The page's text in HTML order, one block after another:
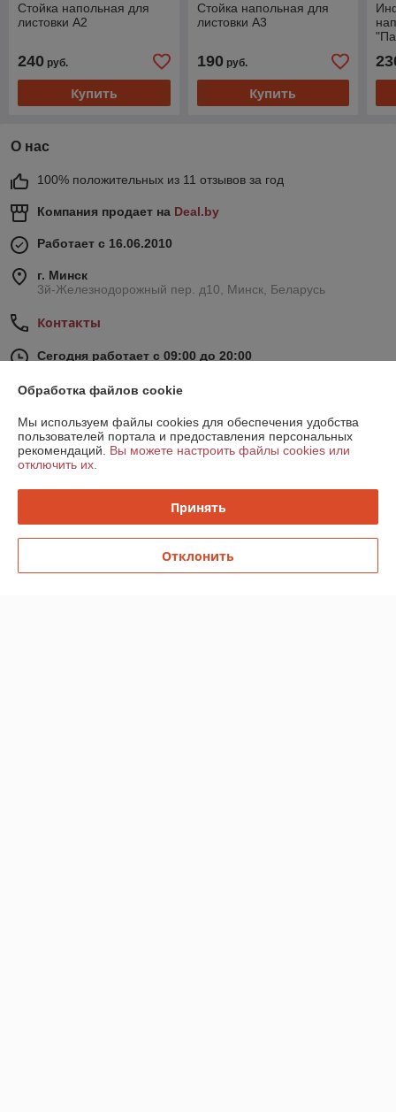
Стойка напольная для
листовки А2
240 руб.
Купить
Стойка напольная для
листовки А3
190руб.
Купить
О нас
100% положительных из 11 отзывов за год
Компания продает на Deal.by
Работает с 16.06.2010
г. Минск
3й-Железнодорожный пер. д10, Минск, Беларусь
Контакты
Сегодня работает с 09:00 до 20:00
Отзывы о магазине
42 отзывов за всё время
Отлично
15.07.2026
Сергей
Обработка файлов cookie
Мы используем файлы cookies для обеспечения удобства
пользователей портала и предоставления персональных
рекомендаций. Вы можете настроить файлы cookies или
отключить их.
Принять
Отклонить